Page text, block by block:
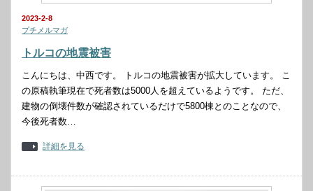
2023-2-8
プチメルマガ
トルコの地震被害
こんにちは、中西です。 トルコの地震被害が拡大しています。 こ
の原稿執筆現在で死者数は5000人を超えているようです。 ただ、
建物の倒壊件数が確認されているだけで5800棟とのことなので、
今後死者数…
詳細を見る